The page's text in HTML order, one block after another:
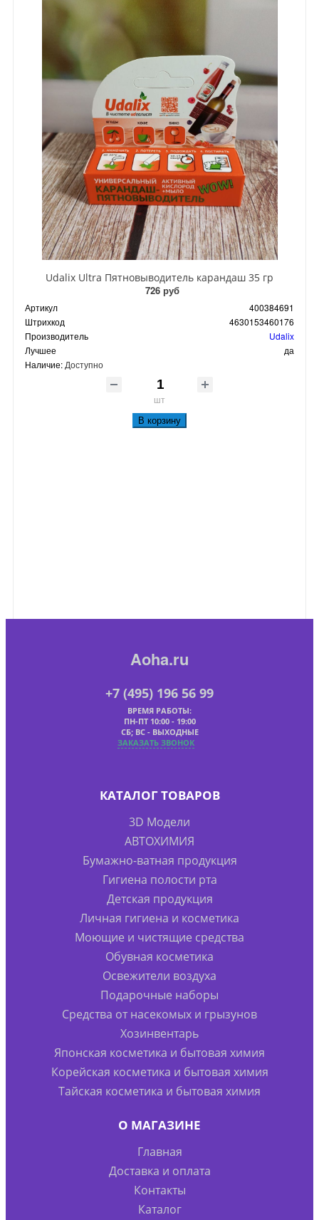
Udalix Ultra Пятновыводитель карандаш 35 гр
726 руб
Артикул
400384691
Штрихкод
4630153460176
Производитель
Udalix
Лучшее
да
Наличие: Доступно
шт
В корзину
Aoha.ru
+7 (495) 196 56 99
ВРЕМЯ РАБОТЫ:
ПН-ПТ 10:00 - 19:00
СБ; ВС - ВЫХОДНЫЕ
ЗАКАЗАТЬ ЗВОНОК
КАТАЛОГ ТОВАРОВ
3D Модели
АВТОХИМИЯ
Бумажно-ватная продукция
Гигиена полости рта
Детская продукция
Личная гигиена и косметика
Моющие и чистящие средства
Обувная косметика
Освежители воздуха
Подарочные наборы
Средства от насекомых и грызунов
Хозинвентарь
Японская косметика и бытовая химия
Корейская косметика и бытовая химия
Тайская косметика и бытовая химия
О МАГАЗИНЕ
Главная
Доставка и оплата
Контакты
Каталог